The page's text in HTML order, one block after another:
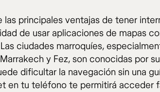
las principales ventajas de tener
de usar aplicaciones de mapas
ciudades marroquíes,
y Fez, son conocidas por
dificultar la navegación sin una
en tu teléfono te permitirá acceder